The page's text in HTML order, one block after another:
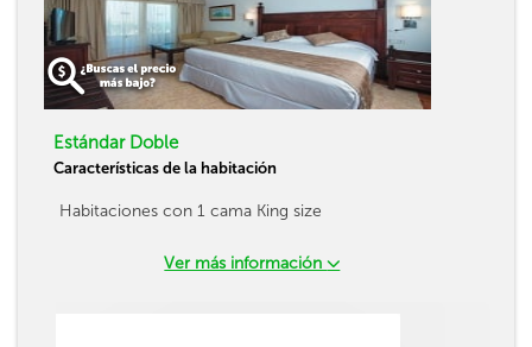
Estándar Doble
Características de la habitación
Habitaciones con 1 cama King size
Ver más información